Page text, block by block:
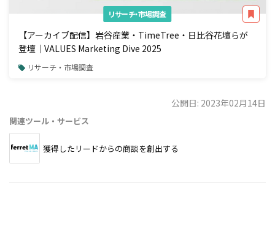
リサーチ・市場調査
【アーカイブ配信】岩谷産業・TimeTree・日比谷花壇らが
登壇｜VALUES Marketing Dive 2025
リサーチ・市場調査
公開日: 2023年02月14日
関連ツール・サービス
獲得したリードからの商談を創出する